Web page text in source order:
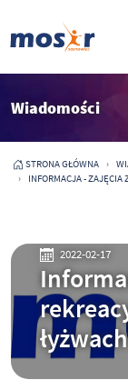
Wiadomości
STRONA GŁÓWNA
INFORMACJA - ZAJĘCIA
2022-02-17